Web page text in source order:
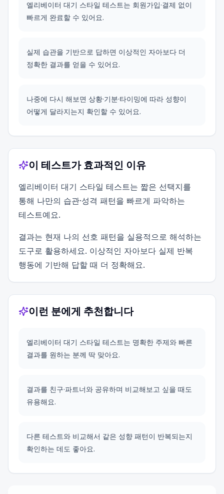
엘리베이터 대기 스타일 테스트는 회원가입·결제 없이
빠르게 완료할 수 있어요.
실제 습관을 기반으로 답하면 이상적인 자아보다 더
정확한 결과를 얻을 수 있어요.
나중에 다시 해보면 상황·기분·타이밍에 따라 성향이
어떻게 달라지는지 확인할 수 있어요.
이 테스트가 효과적인 이유
엘리베이터 대기 스타일 테스트는 짧은 선택지를
통해 나만의 습관·성격 패턴을 빠르게 파악하는
테스트예요.
결과는 현재 나의 선호 패턴을 실용적으로 해석하는
도구로 활용하세요. 이상적인 자아보다 실제 반복
행동에 기반해 답할 때 더 정확해요.
이런 분에게 추천합니다
엘리베이터 대기 스타일 테스트는 명확한 주제와 빠른
결과를 원하는 분께 딱 맞아요.
결과를 친구·파트너와 공유하며 비교해보고 싶을 때도
유용해요.
다른 테스트와 비교해서 같은 성향 패턴이 반복되는지
확인하는 데도 좋아요.